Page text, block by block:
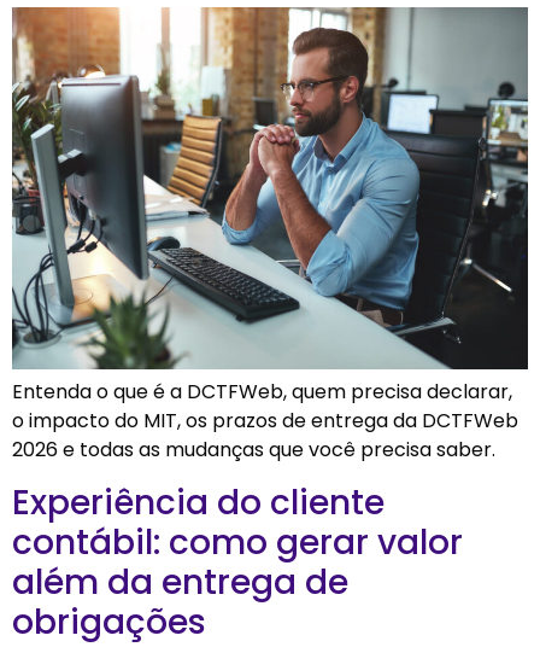
Entenda o que é a DCTFWeb, quem precisa declarar,
o impacto do MIT, os prazos de entrega da DCTFWeb
2026 e todas as mudanças que você precisa saber.
Experiência do cliente
contábil: como gerar valor
além da entrega de
obrigações